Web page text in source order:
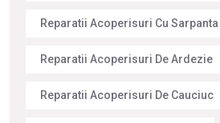
Reparatii Acoperisuri Cu Sarpanta
Reparatii Acoperisuri De Ardezie
Reparatii Acoperisuri De Cauciuc